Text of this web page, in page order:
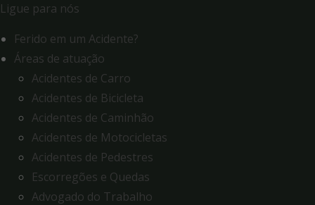
Ligue para nós
Ferido em um Acidente?
Áreas de atuação
Acidentes de Carro
Acidentes de Bicicleta
Acidentes de Caminhão
Acidentes de Motocicletas
Acidentes de Pedestres
Escorregões e Quedas
Advogado do Trabalho